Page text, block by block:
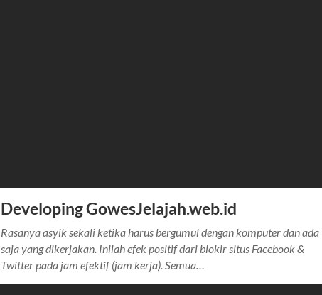
Developing GowesJelajah.web.id
Rasanya asyik sekali ketika harus bergumul dengan komputer dan ada
saja yang dikerjakan. Inilah efek positif dari blokir situs Facebook &
Twitter pada jam efektif (jam kerja). Semua…